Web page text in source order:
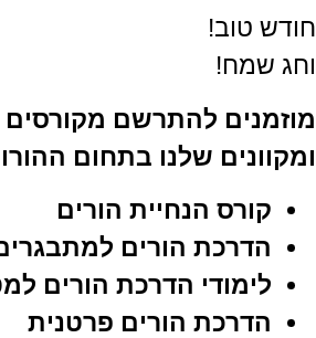
חודש טוב!
וחג שמח!
מוזמנים להתרשם מקורסים
ומקוונים שלנו בתחום
קורס הנחיית הורים
הדרכת הורים
לימודי הדרכת הורים
הדרכת הורים פרטנית